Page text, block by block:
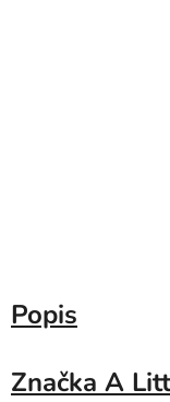
Popis
Značka A